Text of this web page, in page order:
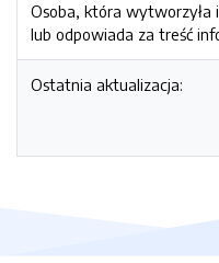
Osoba, która wytworzyła
lub odpowiada za treść
Ostatnia aktualizacja: